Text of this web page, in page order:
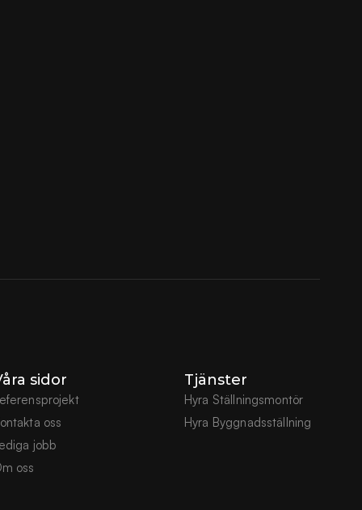
sidor
oss
jobb
oss
Tjänster
Hyra Ställningsmontör
Hyra Byggnadsställning